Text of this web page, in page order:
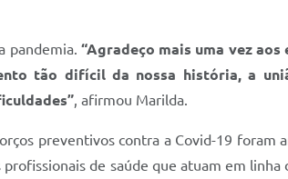
pandemia. “Agradeço mais uma vez aos
tão difícil da nossa história, a
, afirmou Marilda.
preventivos contra a Covid-19 foram
profissionais de saúde que atuam em